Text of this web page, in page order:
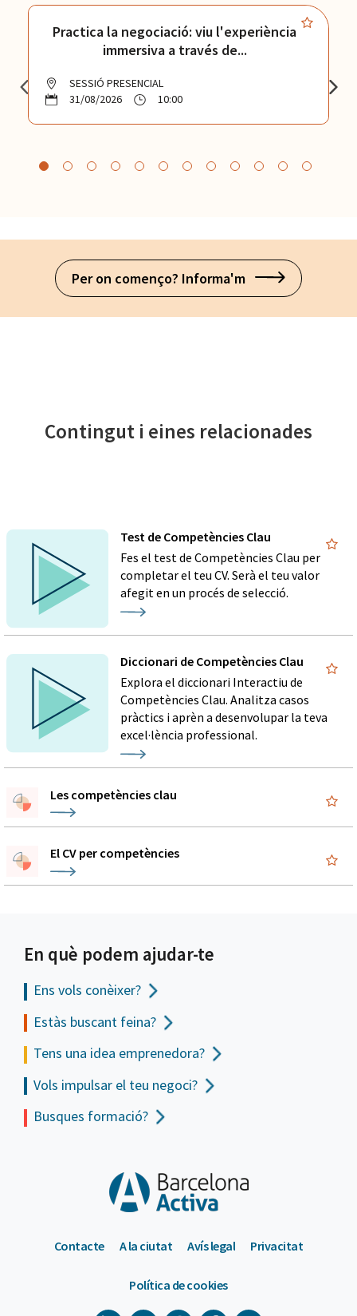
Practica la negociació: viu l'experiència
immersiva a través de...
SESSIÓ PRESENCIAL
31/08/2026
10:00
Per on començo? Informa'm
Contingut i eines relacionades
Test de Competències Clau
Fes el test de Competències Clau per
completar el teu CV. Serà el teu valor
afegit en un procés de selecció.
Diccionari de Competències Clau
Explora el diccionari Interactiu de
Competències Clau. Analitza casos
pràctics i aprèn a desenvolupar la teva
excel·lència professional.
Les competències clau
El CV per competències
En què podem ajudar-te
Ens vols conèixer?
Estàs buscant feina?
Tens una idea emprenedora?
Vols impulsar el teu negoci?
Busques formació?
Contacte A la ciutat Avís legal Privacitat
Política de cookies